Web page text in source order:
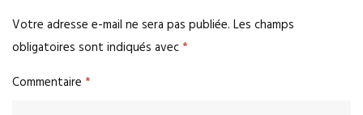
Votre adresse e-mail ne sera pas publiée. Les champs
obligatoires sont indiqués avec*
Commentaire *